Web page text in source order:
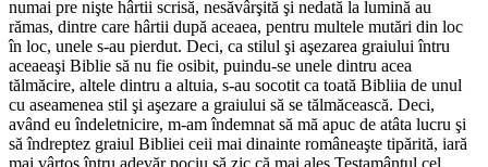
numai pre nişte hârtii scrisă, nesăvârşită şi nedată la lumină au
rămas, dintre care hârtii după aceaea, pentru multele mutări din loc
în loc, unele s-au pierdut. Deci, ca stilul şi aşezarea graiului întru
aceaeaşi Biblie să nu fie osibit, puindu-se unele dintru acea
tălmăcire, altele dintru a altuia, s-au socotit ca toată Bibliia de unul
cu aseamenea stil şi aşezare a graiului să se tălmăcească. Deci,
având eu îndeletnicire, m-am îndemnat să mă apuc de atâta lucru şi
să îndreptez graiul Bibliei ceii mai dinainte româneaşte tipărită, iară
mai vârtos întru adevăr pociu să zic că mai ales Testamântul cel